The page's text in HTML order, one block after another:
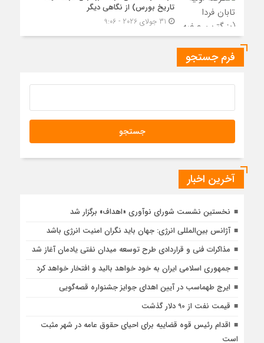
تاریخ بورس) از نگاهی دیگر
فرم جستجو
آخرین اخبار
نخستین نشست شورای نوآوری «اهداف» برگزار شد
آژانس بین‌المللی انرژی: جهان باید نگران امنیت انرژی باشد
مذاکرات فنی و قراردادی طرح توسعه میدان نفتی یادمان آغاز شد
جمهوری اسلامی ایران به خود خواهد بالید و افتخار خواهد کرد
ایرج طهماسب در آیین اهدای جوایز جشنواره قصه‌گویی
قیمت نفت از 90 دلار گذشت
اقدام رئیس قوه قضاییه برای احیای حقوق عامه در شهر مثبت
است